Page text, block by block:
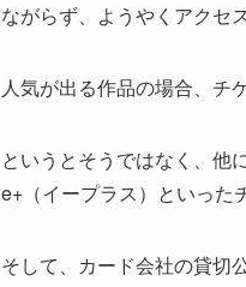
ながらず、ようやくアクセ
人気が出る作品の場合、チ
というとそうではなく、他
e+（イープラス）といった
そして、 カード会社の貸切